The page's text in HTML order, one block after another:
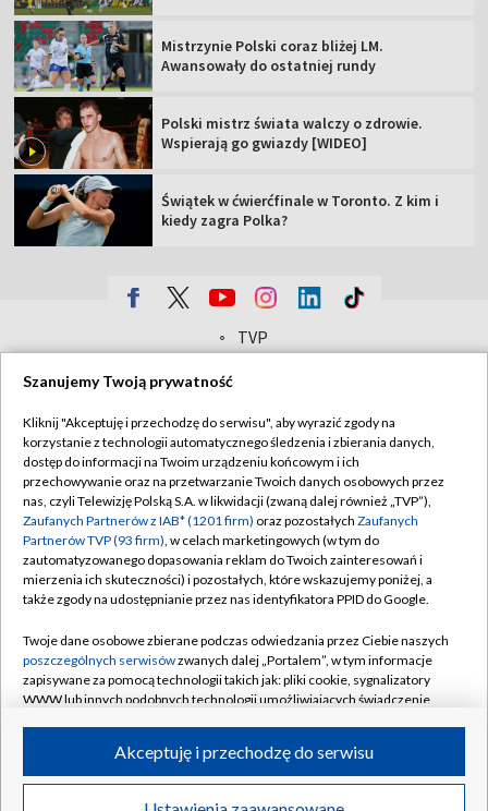
Mistrzynie Polski coraz bliżej LM.
Awansowały do ostatniej rundy
Polski mistrz świata walczy o zdrowie.
Wspierają go gwiazdy [WIDEO]
Świątek w ćwierćfinale w Toronto. Z kim i
kiedy zagra Polka?
TVP
Abonament TVP
Biuro Reklamy
Oferta Handlowa
Telegazeta ogłoszenia
Emisja w TVP
Rada Programowa
Akademia Telewizyjna
Informacje o nadawcy
System NOS
Zgłoś program (ROPAT)
Regulamin TVP
Moje zgody
Biuro reklamy
Kontakt
Kanały
©2026 Telewizja Polska Spółka Akcyjna w likwidacji
Szanujemy Twoją prywatność
Kliknij "Akceptuję i przechodzę do serwisu", aby wyrazić zgody na
korzystanie z technologii automatycznego śledzenia i zbierania danych,
dostęp do informacji na Twoim urządzeniu końcowym i ich
przechowywanie oraz na przetwarzanie Twoich danych osobowych przez
nas, czyli Telewizję Polską S.A. w likwidacji (zwaną dalej również „TVP”),
Zaufanych Partnerów z IAB* (1201 firm) oraz pozostałych Zaufanych
Partnerów TVP (93 firm), w celach marketingowych (w tym do
zautomatyzowanego dopasowania reklam do Twoich zainteresowań i
mierzenia ich skuteczności) i pozostałych, które wskazujemy poniżej, a
także zgody na udostępnianie przez nas identyfikatora PPID do Google.
Twoje dane osobowe zbierane podczas odwiedzania przez Ciebie naszych
poszczególnych serwisówzwanych dalej „Portalem”, w tym informacje
zapisywane za pomocą technologii takich jak: pliki cookie, sygnalizatory
WWW lub innych podobnych technologii umożliwiających świadczenie
ruchu w Internecie.
Twoje dane osobowe zbierane podczas odwiedzania przez Ciebie
Akceptuję i przechodzę do serwisu